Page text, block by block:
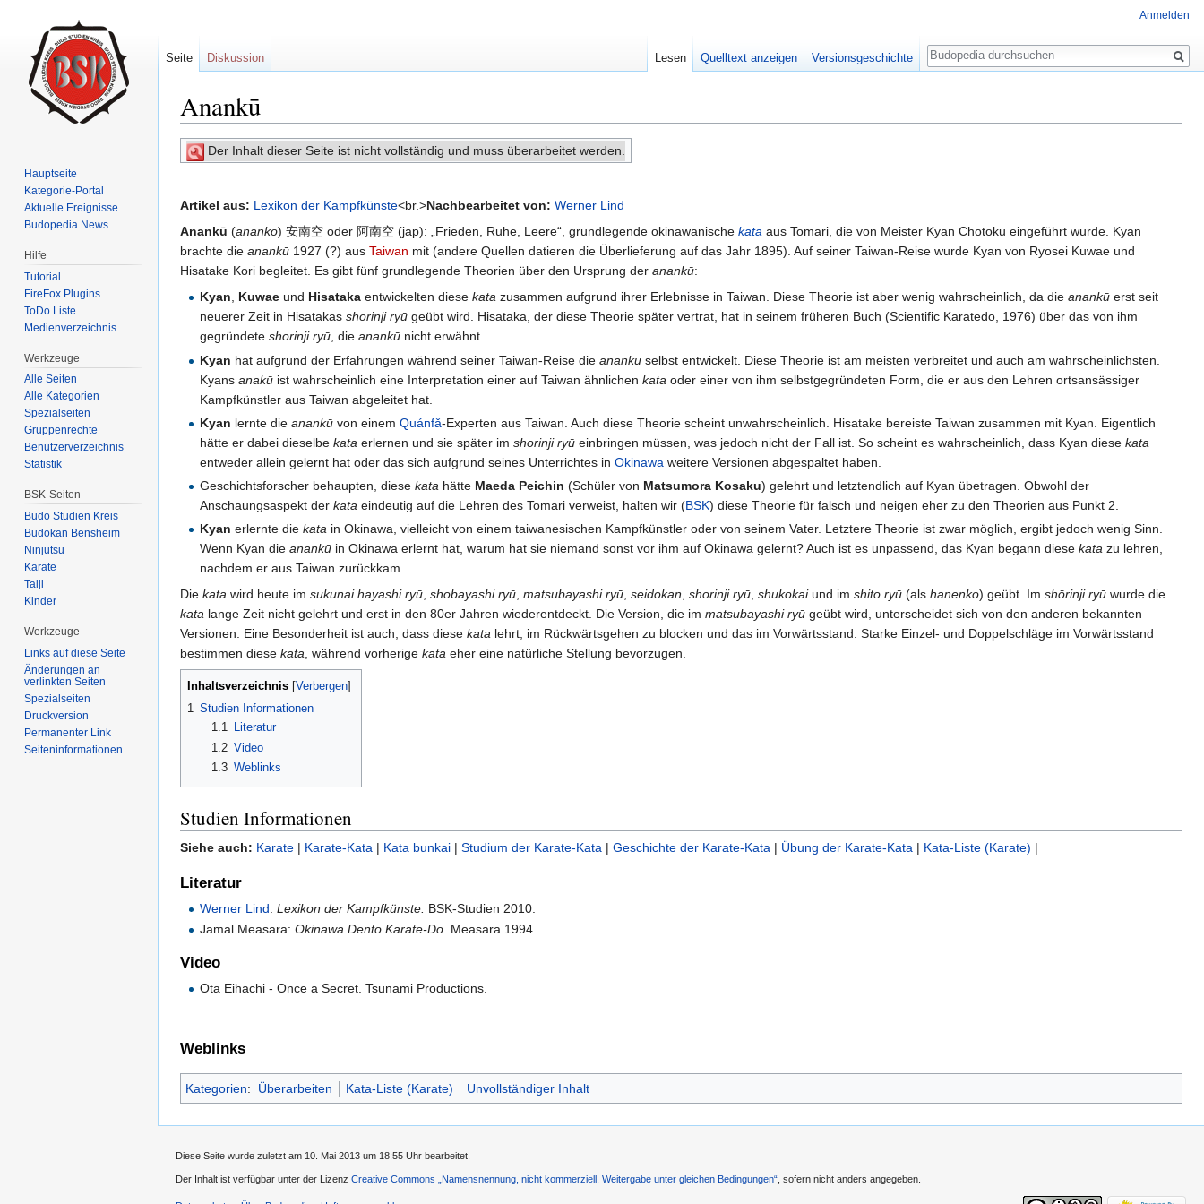
Anankū
Der Inhalt dieser Seite ist nicht vollständig und muss überarbeitet werden.
Artikel aus: Lexikon der Kampfkünste<br.>Nachbearbeitet von: Werner Lind
Anankū (ananko) 安南空 oder 阿南空 (jap): „Frieden, Ruhe, Leere“, grundlegende okinawanische kata aus Tomari, die von Meister Kyan Chōtoku eingeführt wurde. Kyan
brachte die anankū 1927 (?) aus Taiwan mit (andere Quellen datieren die Überlieferung auf das Jahr 1895). Auf seiner Taiwan-Reise wurde Kyan von Ryosei Kuwae und
Hisatake Kori begleitet. Es gibt fünf grundlegende Theorien über den Ursprung der anankū:
Kyan, Kuwae und Hisataka entwickelten diesekata zusammen aufgrund ihrer Erlebnisse in Taiwan. Diese Theorie ist aber wenig wahrscheinlich, da dieanankū erst seit
neuerer Zeit in Hisatakasshorinji ryū geübt wird. Hisataka, der diese Theorie später vertrat, hat in seinem früheren Buch (Scientific Karatedo, 1976) über das von ihm
gegründeteshorinji ryū, dieanankū nicht erwähnt.
Kyan hat aufgrund der Erfahrungen während seiner Taiwan-Reise dieanankū selbst entwickelt. Diese Theorie ist am meisten verbreitet und auch am wahrscheinlichsten.
Kyansanakū ist wahrscheinlich eine Interpretation einer auf Taiwan ähnlichenkata oder einer von ihm selbstgegründeten Form, die er aus den Lehren ortsansässiger
Kampfkünstler aus Taiwan abgeleitet hat.
Kyan lernte dieanankū von einemQuánfǎ-Experten aus Taiwan. Auch diese Theorie scheint unwahrscheinlich. Hisatake bereiste Taiwan zusammen mit Kyan. Eigentlich
hätte er dabei dieselbekata erlernen und sie später imshorinji ryū einbringen müssen, was jedoch nicht der Fall ist. So scheint es wahrscheinlich, dass Kyan diesekata
entweder allein gelernt hat oder das sich aufgrund seines Unterrichtes inOkinawa weitere Versionen abgespaltet haben.
Geschichtsforscher behaupten, diesekata hätte Maeda Peichin (Schüler von Matsumora Kosaku) gelehrt und letztendlich auf Kyan übetragen. Obwohl der
Anschaungsaspekt derkata eindeutig auf die Lehren des Tomari verweist, halten wir (BSK) diese Theorie für falsch und neigen eher zu den Theorien aus Punkt 2.
Kyan erlernte diekata in Okinawa, vielleicht von einem taiwanesischen Kampfkünstler oder von seinem Vater. Letztere Theorie ist zwar möglich, ergibt jedoch wenig Sinn.
Wenn Kyan dieanankū in Okinawa erlernt hat, warum hat sie niemand sonst vor ihm auf Okinawa gelernt? Auch ist es unpassend, das Kyan begann diesekata zu lehren,
nachdem er aus Taiwan zurückkam.
Die kata wird heute im sukunai hayashi ryū, shobayashi ryū, matsubayashi ryū, seidokan, shorinji ryū, shukokaiund im shito ryū (als hanenko) geübt. Im shōrinji ryū wurde die
kata lange Zeit nicht gelehrt und erst in den 80er Jahren wiederentdeckt. Die Version, die im matsubayashi ryū geübt wird, unterscheidet sich von den anderen bekannten
Versionen. Eine Besonderheit ist auch, dass diese kata lehrt, im Rückwärtsgehen zu blocken und das im Vorwärtsstand. Starke Einzel- und Doppelschläge im Vorwärtsstand
bestimmen diese kata, während vorherige kata eher eine natürliche Stellung bevorzugen.
Inhaltsverzeichnis Verbergen
1 Studien Informationen
1.1
Literatur
1.2 Video
1.3 Weblinks
Studien Informationen
Siehe auch: Karate | Karate-Kata | Kata bunkai | Studium der Karate-Kata | Geschichte der Karate-Kata | Übung der Karate-Kata | Kata-Liste (Karate) |
Literatur
Werner Lind:Lexikon der Kampfkünste. BSK-Studien 2010.
Jamal Measara:Okinawa Dento Karate-Do. Measara 1994
Video
Ota Eihachi - Once a Secret. Tsunami Productions.
Weblinks
Kategorien: Überarbeiten Kata-Liste (Karate) Unvollständiger Inhalt
Anmelden
Seite Diskussion Lesen Quelltext anzeigen Versionsgeschichte
Suche
Hauptseite
Kategorie-Portal
Aktuelle Ereignisse
Budopedia News
Hilfe
Tutorial
FireFox Plugins
ToDo Liste
Medienverzeichnis
Werkzeuge
Alle Seiten
Alle Kategorien
Spezialseiten
Gruppenrechte
Benutzerverzeichnis
Statistik
BSK-Seiten
Budo Studien Kreis
Budokan Bensheim
Ninjutsu
Karate
Taiji
Kinder
Werkzeuge
Links auf diese Seite
Änderungen an
verlinkten Seiten
Spezialseiten
Druckversion
Permanenter Link
Seiten­informationen
Diese Seite wurde zuletzt am 10. Mai 2013 um 18:55 Uhr bearbeitet.
Der Inhalt ist verfügbar unter der Lizenz Creative Commons „Namensnennung, nicht kommerziell, Weitergabe unter gleichen Bedingungen“ , sofern nicht anders angegeben.